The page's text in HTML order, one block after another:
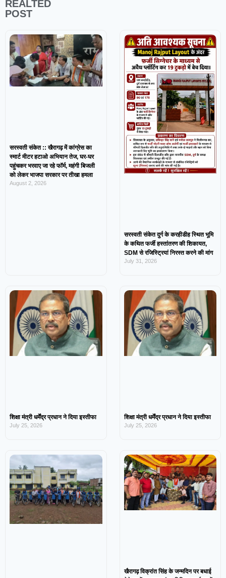
REALTED
POST
सरस्वती संकेत :: खैरागढ़ में कांग्रेस का
स्मार्ट मीटर हटाओ अभियान तेज, घर-घर
पहुंचकर भरवाए जा रहे फॉर्म, महंगी बिजली
को लेकर भाजपा सरकार पर तीखा हमला
August 2, 2026
सरस्वती संकेत दुर्ग के करहीडीह स्थित भूमि
के कथित फर्जी हस्तांतरण की शिकायत,
SDM से रजिस्ट्रियां निरस्त करने की मांग
July 31, 2026
शिक्षा मंत्री धर्मेंद्र प्रधान ने दिया इस्तीफा
July 25, 2026
शिक्षा मंत्री धर्मेंद्र प्रधान ने दिया इस्तीफा
July 25, 2026
खैरागढ़ विक्रांत सिंह के जन्मदिन पर बधाई